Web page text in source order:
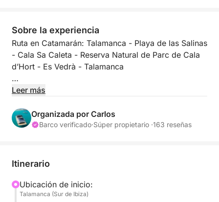
Sobre la experiencia
Ruta en Catamarán: Talamanca - Playa de las Salinas
- Cala Sa Caleta - Reserva Natural de Parc de Cala
d’Hort - Es Vedrà - Talamanca
Ubicación de inicio:
Inicia tu experiencia desde el puerto de Talamanca,
en el sur de Ibiza, a bordo de nuestro catamarán.
relajación total.
Primera parada: Playa de las Salinas
Nuestra primera parada será en la Playa de las
Leer más
Organizada por Carlos
Barco verificado·Súper propietario ·163 reseñas
Itinerario
Ubicación de inicio:
Talamanca (Sur de Ibiza)